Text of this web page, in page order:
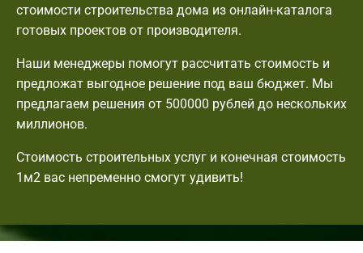
стоимости строительства дома из онлайн-каталога
готовых проектов от производителя.
Наши менеджеры помогут рассчитать стоимость и
предложат выгодное решение под ваш бюджет. Мы
предлагаем решения от 500000 рублей до нескольких
миллионов.
Стоимость строительных услуг и конечная стоимость
1м2 вас непременно смогут удивить!